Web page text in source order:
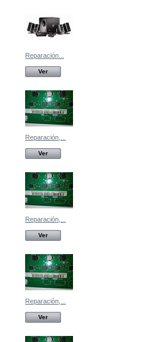
Reparación...
Ver
Reparación,...
Ver
Reparación,...
Ver
Reparación,...
Ver